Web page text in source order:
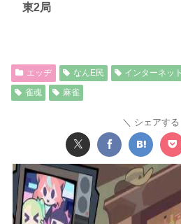
東2局
エッヂ なんE民 インターネット
雀魂
麻雀
シェアする